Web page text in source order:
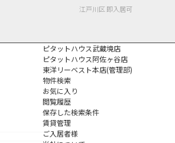
江戸川区 即入居可
ピタットハウス武蔵境店
ピタットハウス阿佐ヶ谷店
東洋リーベスト本店(管理部)
物件検索
お気に入り
閲覧履歴
保存した検索条件
賃貸管理
ご入居者様